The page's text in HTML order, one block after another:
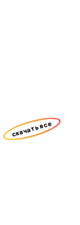
скачать все